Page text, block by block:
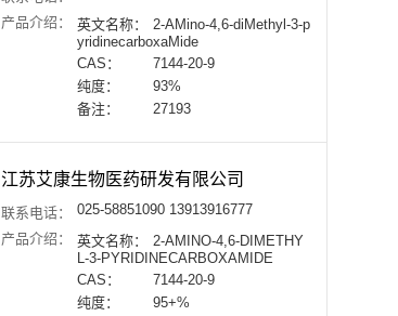
产品介绍：
英文名称：
2-AMino-4,6-diMethyl-3-p
yridinecarboxaMide
CAS：
7144-20-9
纯度：
93%
备注：
27193
江苏艾康生物医药研发有限公司
联系电话：
025-58851090 13913916777
产品介绍：
英文名称：
2-AMINO-4,6-DIMETHY
L-3-PYRIDINECARBOXAMIDE
CAS：
7144-20-9
纯度：
95+%